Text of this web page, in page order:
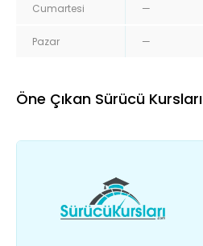
Cumartesi —
Pazar —
Öne Çıkan Sürücü Kursları